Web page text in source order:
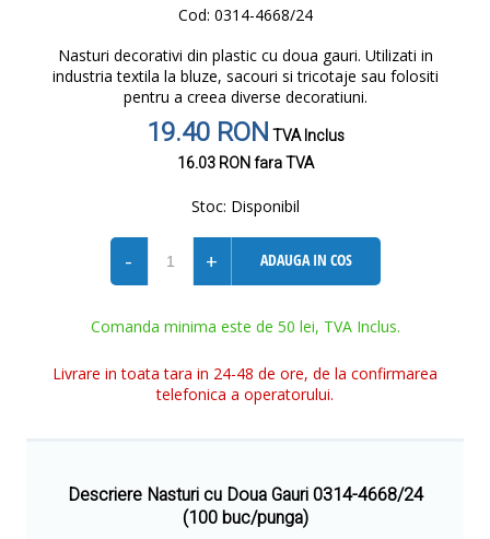
Cod: 0314-4668/24
Nasturi decorativi din plastic cu doua gauri. Utilizati in
industria textila la bluze, sacouri si tricotaje sau folositi
pentru a creea diverse decoratiuni.
19.40 RONTVA Inclus
16.03 RONfara TVA
Stoc: Disponibil
- + ADAUGA IN COS
Comanda minima este de 50 lei, TVA Inclus.
Livrare in toata tara in 24-48 de ore, de la confirmarea
telefonica a operatorului.
Descriere Nasturi cu Doua Gauri 0314-4668/24
(100 buc/punga)